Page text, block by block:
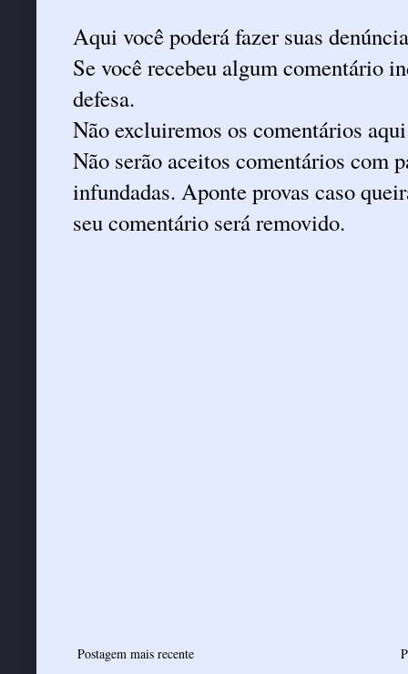
Aqui você poderá fazer suas
Se você recebeu algum comentário
defesa.
Não excluiremos os comentários
Não serão aceitos comentários com
infundadas. Aponte provas caso
seu comentário será removido.
Postagem mais recente